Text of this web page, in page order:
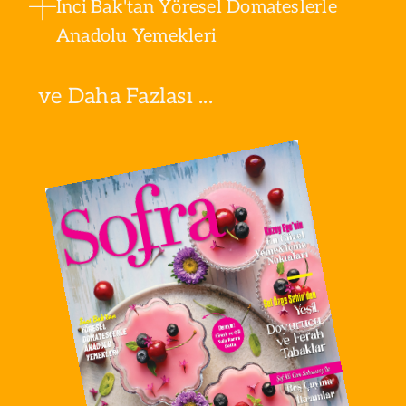
İnci Bak'tan Yöresel Domateslerle
Anadolu Yemekleri
ve Daha Fazlası ...